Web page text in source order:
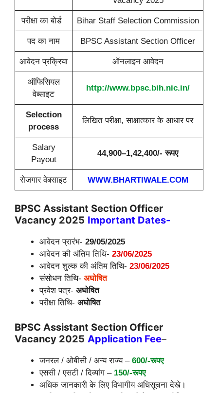
परीक्षा का बोर्ड Bihar Staff Selection Commission
पद का नाम BPSC Assistant Section Officer
आवेदन प्रक्रिया ऑनलाइन आवेदन
ऑफिसियल
वेब्साइट
http://www.bpsc.bih.nic.in/
Selection
process
लिखित परीक्षा, साक्षात्कार के आधार पर
Salary
Payout
44,900–1,42,400/- रूपए
रोजगार वेबसाइट WWW.BHARTIWALE.COM
BPSC Assistant Section Officer
Vacancy 2025 Important Dates-
आवेदन प्रारंभ- 29/05/2025
आवेदन की अंतिम तिथि- 23/06/2025
आवेदन शुल्क की अंतिम तिथि- 23/06/2025
संसोधन तिथि- अघोषित
प्रवेश पत्र- अघोषित
परीक्षा तिथि- अघोषित
BPSC Assistant Section Officer
Vacancy 2025 Application Fee–
जनरल / ओबीसी / अन्य राज्य – 600/-रूपए
एससी / एसटी / दिव्यांग – 150/-रूपए
अधिक जानकारी के लिए विभागीय अधिसूचना देखे।